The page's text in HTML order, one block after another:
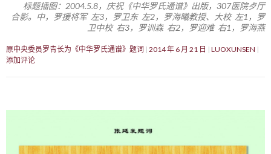
标题插图：2004.5.8，庆祝《中华罗氏通谱》出版，307医院歺厅
合影。中，罗援将军 左3，罗卫东 左2，罗海曦教授、大校 左1，罗
卫中校 右3，罗训森 右2，罗迎难 右1，罗海燕
原中央委员罗青长为《中华罗氏通谱》题词 2014 年 6 月 21 日
LUOXUNSEN
添加评论